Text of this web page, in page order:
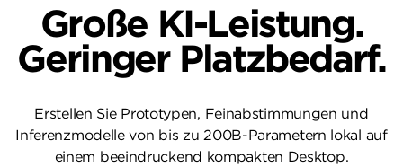
Große KI-Leistung.
Geringer Platzbedarf.
Erstellen Sie Prototypen, Feinabstimmungen und
Inferenzmodelle von bis zu 200B-Parametern lokal auf
einem beeindruckend kompakten Desktop.